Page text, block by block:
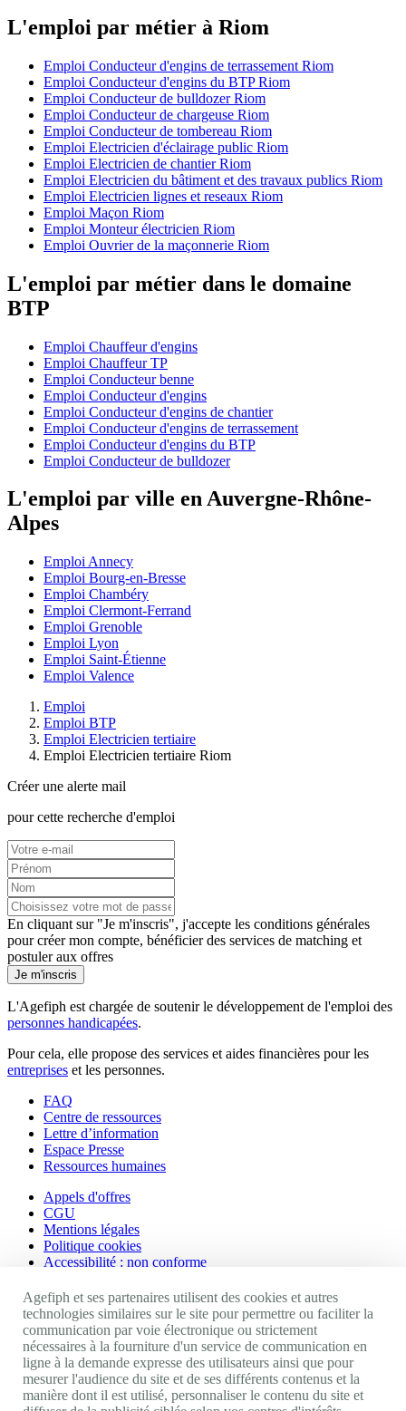
L'emploi par métier à Riom
Emploi Conducteur d'engins de terrassement Riom
Emploi Conducteur d'engins du BTP Riom
Emploi Conducteur de bulldozer Riom
Emploi Conducteur de chargeuse Riom
Emploi Conducteur de tombereau Riom
Emploi Electricien d'éclairage public Riom
Emploi Electricien de chantier Riom
Emploi Electricien du bâtiment et des travaux publics Riom
Emploi Electricien lignes et reseaux Riom
Emploi Maçon Riom
Emploi Monteur électricien Riom
Emploi Ouvrier de la maçonnerie Riom
L'emploi par métier dans le domaine
BTP
Emploi Chauffeur d'engins
Emploi Chauffeur TP
Emploi Conducteur benne
Emploi Conducteur d'engins
Emploi Conducteur d'engins de chantier
Emploi Conducteur d'engins de terrassement
Emploi Conducteur d'engins du BTP
Emploi Conducteur de bulldozer
L'emploi par ville en Auvergne-Rhône-
Alpes
Emploi Annecy
Emploi Bourg-en-Bresse
Emploi Chambéry
Emploi Clermont-Ferrand
Emploi Grenoble
Emploi Lyon
Emploi Saint-Étienne
Emploi Valence
Emploi
Emploi BTP
Emploi Electricien tertiaire
Emploi Electricien tertiaire Riom
Créer une alerte mail
pour cette recherche d'emploi
En cliquant sur "Je m'inscris", j'accepte les conditions générales
pour créer mon compte, bénéficier des services de matching et
postuler aux offres
Je m'inscris
L'Agefiph est chargée de soutenir le développement de l'emploi des
personnes handicapées.
Pour cela, elle propose des services et aides financières pour les
entreprises et les personnes.
FAQ
Centre de ressources
Lettre d’information
Espace Presse
Ressources humaines
Appels d'offres
CGU
Mentions légales
Politique cookies
Accessibilité : non conforme
Nos autres sites
Site portail Agefiph
Activateur de progrès
Handinnov
Innovation et recherche
Université du RRH
Agefiph et ses partenaires utilisent des cookies et autres
technologies similaires sur le site pour permettre ou faciliter la
communication par voie électronique ou strictement
nécessaires à la fourniture d'un service de communication en
ligne à la demande expresse des utilisateurs ainsi que pour
mesurer l'audience du site et de ses différents contenus et la
manière dont il est utilisé, personnaliser le contenu du site et